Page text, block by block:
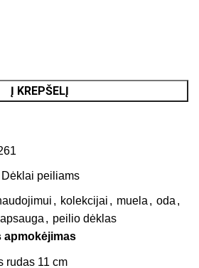
Į KREPŠELĮ
Dėklai peiliams
, kolekcijai , muela , oda ,
, peilio dėklas
apmokėjimas